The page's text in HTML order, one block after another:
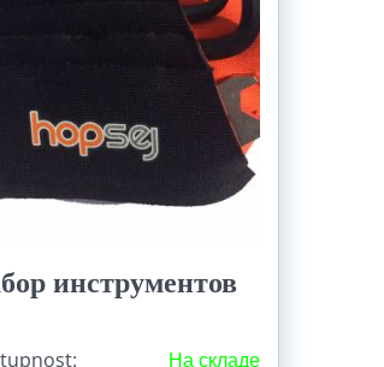
инструментов
На складе